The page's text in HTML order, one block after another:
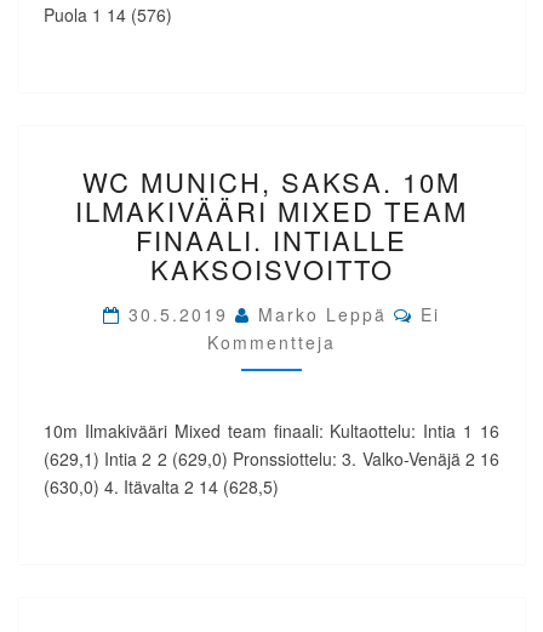
Puola 1 14 (576)
MUNICH,
SAKSA.
10M
ILMAKIVÄÄRI
MIXED
FINAALI.
INTIALLE
KAKSOISVOITTO
WC MUNICH, SAKSA. 10M
ILMAKIVÄÄRI MIXED TEAM
FINAALI. INTIALLE
KAKSOISVOITTO
30.5.2019 Marko Leppä Comments
Ei
Kommentteja
10m Ilmakivääri Mixed team finaali: Kultaottelu: Intia 1 16
(629,1) Intia 2 2 (629,0) Pronssiottelu: 3. Valko-Venäjä 2 16
(630,0) 4. Itävalta 2 14 (628,5)